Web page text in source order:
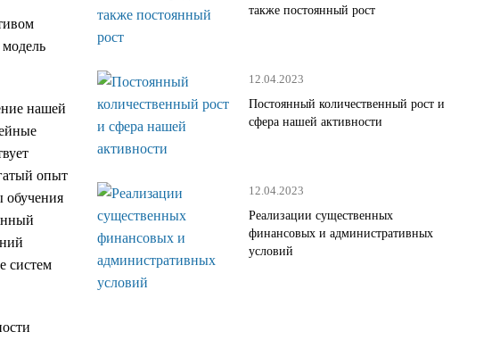
нашей
опыт
обучения
систем
также постоянный рост
12.04.2023
Постоянный количественный рост и
сфера нашей активности
12.04.2023
Реализации существенных
финансовых и административных
условий